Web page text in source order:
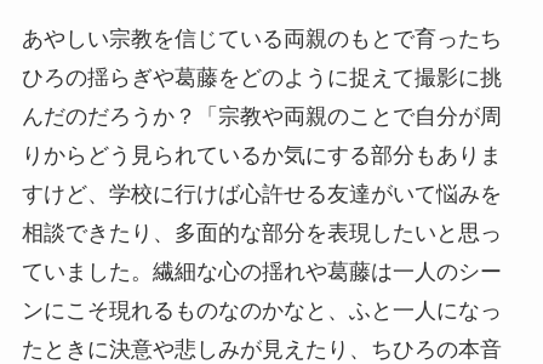
あやしい宗教を信じている両親のもとで育ったち
ひろの揺らぎや葛藤をどのように捉えて撮影に挑
んだのだろうか？「宗教や両親のことで自分が周
りからどう見られているか気にする部分もありま
すけど、学校に行けば心許せる友達がいて悩みを
相談できたり、多面的な部分を表現したいと思っ
ていました。繊細な心の揺れや葛藤は一人のシー
ンにこそ現れるものなのかなと、ふと一人になっ
たときに決意や悲しみが見えたり、ちひろの本音